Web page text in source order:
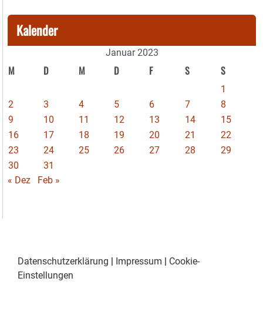
Kalender
Januar 2023
M D M D F S S
1
2
3 4 5 6 7
8
9
10 11 12 13 14
15
16
17 18 19 20 21
22
23
24 25 26 27 28
29
30
31
« Dez
Feb »
Datenschutzerklärung Impressum
Cookie-
Einstellungen